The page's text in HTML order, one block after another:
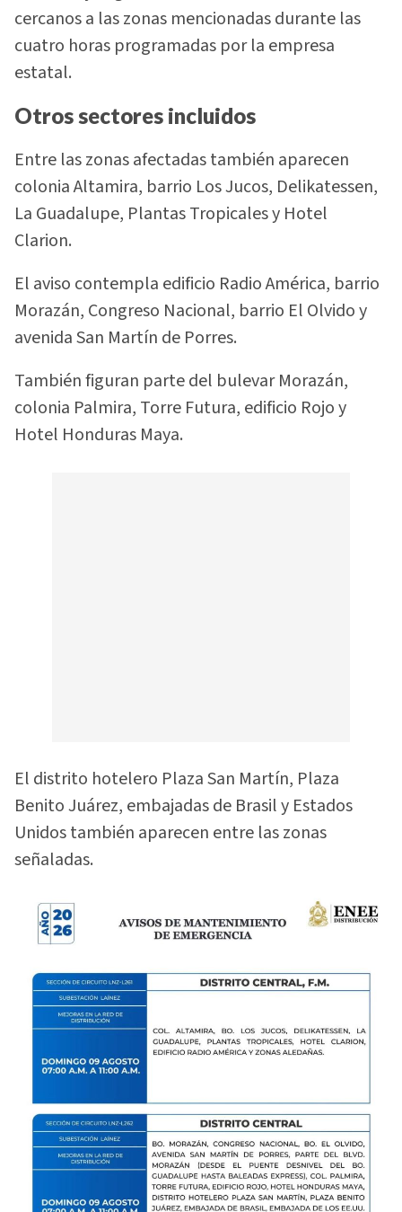
cercanos a las zonas mencionadas durante las
cuatro horas programadas por la empresa
estatal.
Otros sectores incluidos
Entre las zonas afectadas también aparecen
colonia Altamira, barrio Los Jucos, Delikatessen,
La Guadalupe, Plantas Tropicales y Hotel
Clarion.
El aviso contempla edificio Radio América, barrio
Morazán, Congreso Nacional, barrio El Olvido y
avenida San Martín de Porres.
También figuran parte del bulevar Morazán,
colonia Palmira, Torre Futura, edificio Rojo y
Hotel Honduras Maya.
El distrito hotelero Plaza San Martín, Plaza
Benito Juárez, embajadas de Brasil y Estados
Unidos también aparecen entre las zonas
señaladas.